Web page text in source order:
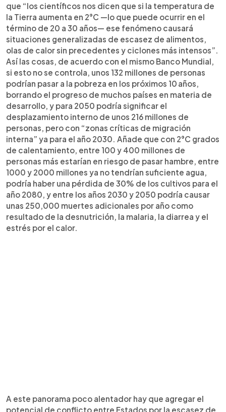
que “los científicos nos dicen que si la temperatura de
la Tierra aumenta en 2°C —lo que puede ocurrir en el
término de 20 a 30 años— ese fenómeno causará
situaciones generalizadas de escasez de alimentos,
olas de calor sin precedentes y ciclones más intensos”.
Así las cosas, de acuerdo con el mismo Banco Mundial,
si esto no se controla, unos 132 millones de personas
podrían pasar a la pobreza en los próximos 10 años,
borrando el progreso de muchos países en materia de
desarrollo, y para 2050 podría significar el
desplazamiento interno de unos 216 millones de
personas, pero con “zonas críticas de migración
interna” ya para el año 2030. Añade que con 2°C grados
de calentamiento, entre 100 y 400 millones de
personas más estarían en riesgo de pasar hambre, entre
1000 y 2000 millones ya no tendrían suficiente agua,
podría haber una pérdida de 30% de los cultivos para el
año 2080, y entre los años 2030 y 2050 podría causar
unas 250,000 muertes adicionales por año como
resultado de la desnutrición, la malaria, la diarrea y el
estrés por el calor.
A este panorama poco alentador hay que agregar el
potencial de conflicto entre Estados por la escasez de